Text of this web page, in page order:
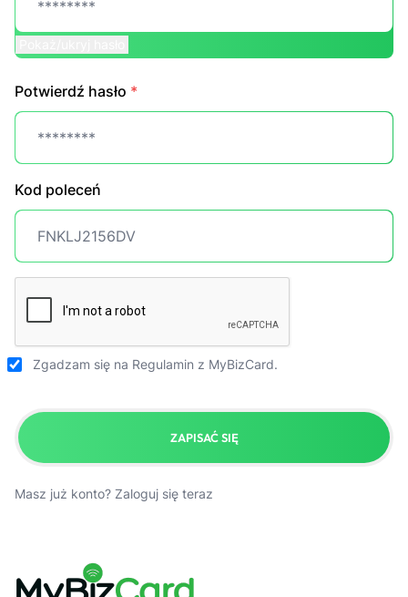
Potwierdź hasło *
Kod poleceń
Zgadzam się na Regulamin z MyBizCard.
ZAPISAĆ SIĘ
Masz już konto? Zaloguj się teraz